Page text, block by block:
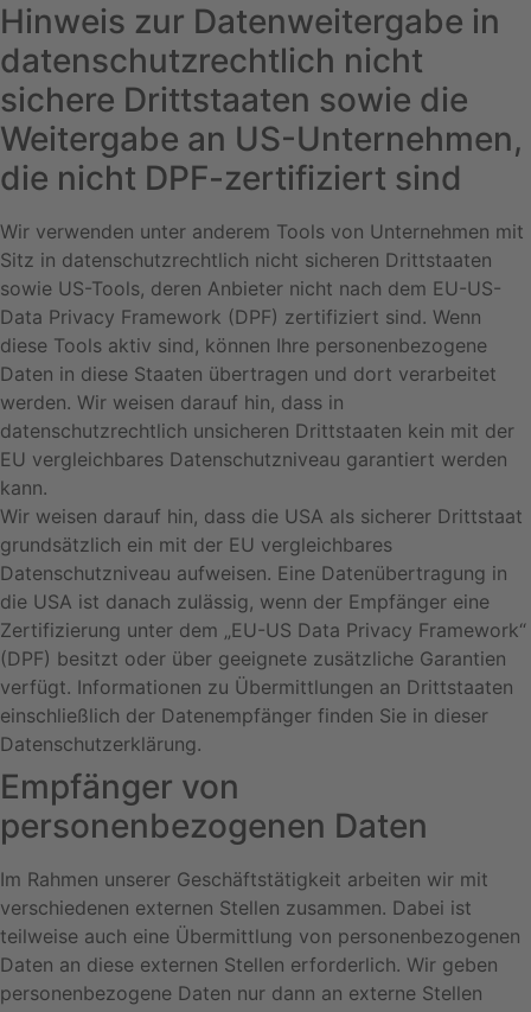
Hinweis zur Datenweitergabe in
datenschutzrechtlich nicht
sichere Drittstaaten sowie die
Weitergabe an US-Unternehmen,
die nicht DPF-zertifiziert sind
Wir verwenden unter anderem Tools von Unternehmen mit
Sitz in datenschutzrechtlich nicht sicheren Drittstaaten
sowie US-Tools, deren Anbieter nicht nach dem EU-US-
Data Privacy Framework (DPF) zertifiziert sind. Wenn
diese Tools aktiv sind, können Ihre personenbezogene
Daten in diese Staaten übertragen und dort verarbeitet
werden. Wir weisen darauf hin, dass in
datenschutzrechtlich unsicheren Drittstaaten kein mit der
EU vergleichbares Datenschutzniveau garantiert werden
kann.
Wir weisen darauf hin, dass die USA als sicherer Drittstaat
grundsätzlich ein mit der EU vergleichbares
Datenschutzniveau aufweisen. Eine Datenübertragung in
die USA ist danach zulässig, wenn der Empfänger eine
Zertifizierung unter dem „EU-US Data Privacy Framework“
(DPF) besitzt oder über geeignete zusätzliche Garantien
verfügt. Informationen zu Übermittlungen an Drittstaaten
einschließlich der Datenempfänger finden Sie in dieser
Datenschutzerklärung.
Empfänger von
personenbezogenen Daten
Im Rahmen unserer Geschäftstätigkeit arbeiten wir mit
verschiedenen externen Stellen zusammen. Dabei ist
teilweise auch eine Übermittlung von personenbezogenen
Daten an diese externen Stellen erforderlich. Wir geben
personenbezogene Daten nur dann an externe Stellen